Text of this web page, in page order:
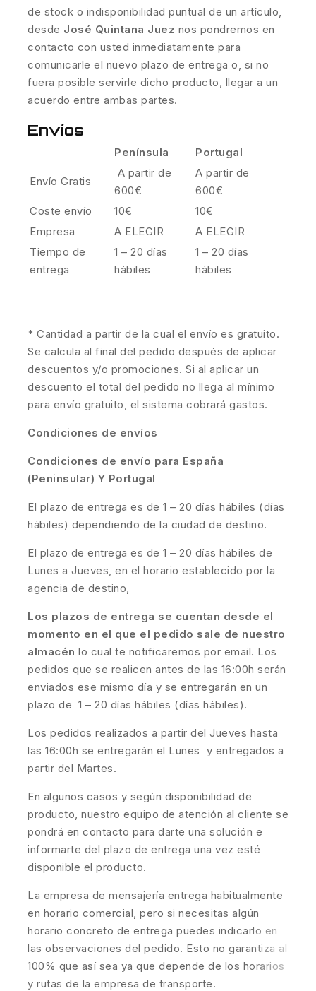
de stock o indisponibilidad puntual de un artículo,
desde José Quintana Juez nos pondremos en
contacto con usted inmediatamente para
comunicarle el nuevo plazo de entrega o, si no
fuera posible servirle dicho producto, llegar a un
acuerdo entre ambas partes.
Envíos
Península Portugal
Envío Gratis
A partir de
600€
A partir de
600€
Coste envío
10€
10€
Empresa
A ELEGIR
A ELEGIR
Tiempo de
entrega
1 – 20 días
hábiles
1 – 20 días
hábiles
* Cantidad a partir de la cual el envío es gratuito.
Se calcula al final del pedido después de aplicar
descuentos y/o promociones. Si al aplicar un
descuento el total del pedido no llega al mínimo
para envío gratuito, el sistema cobrará gastos.
Condiciones de envíos
Condiciones de envío para España
(Peninsular) Y Portugal
El plazo de entrega es de 1 – 20 días hábiles (días
hábiles) dependiendo de la ciudad de destino.
El plazo de entrega es de 1 – 20 días hábiles de
Lunes a Jueves, en el horario establecido por la
agencia de destino,
Los plazos de entrega se cuentan desde el
momento en el que el pedido sale de nuestro
almacén lo cual te notificaremos por email. Los
pedidos que se realicen antes de las 16:00h serán
enviados ese mismo día y se entregarán en un
plazo de 1 – 20 días hábiles (días hábiles).
Los pedidos realizados a partir del Jueves hasta
las 16:00h se entregarán el Lunes y entregados a
partir del Martes.
En algunos casos y según disponibilidad de
producto, nuestro equipo de atención al cliente se
pondrá en contacto para darte una solución e
informarte del plazo de entrega una vez esté
disponible el producto.
La empresa de mensajería entrega habitualmente
en horario comercial, pero si necesitas algún
horario concreto de entrega puedes indicarlo en
las observaciones del pedido. Esto no garantiza al
100% que así sea ya que depende de los horarios
y rutas de la empresa de transporte.